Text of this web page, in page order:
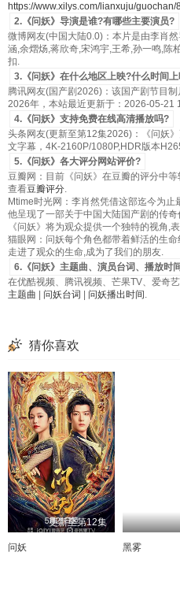
https://www.xilys.com/lianxuju/guochan/
2.《问妖》导演是谁?有哪些主要演员?
微博网友(中国大陆0.0)：本片是由李肖
涵,余熠炀,蒋欣奇,宋鸿宇,王希,孙一鸣,陈
扣.
3.《问妖》在什么地区上映?什么时间
腾讯网友(国产剧2026)：该国产剧节目
2026年，本站最近更新于：2026-05-21
4.《问妖》支持免费在线高清播放吗?
头条网友(更新至第12集2026)：《问妖
文字幕，4K-2160P/1080P,HDR版本
5.《问妖》各大评分网站评价?
豆瓣网：目前《问妖》在豆瓣的评分中
查看豆瓣评分.
Mtime时光网：李肖然凭借这部迄今为
他呈现了一部关于中国大陆国产剧的传
《问妖》将为观众提供一个独特的视角,
猫眼网：问妖每个角色都带着鲜活的生
走进了观众的生命,成为了我们的朋友.
6.《问妖》主题曲、演员台词、播放时
在优酷视频、腾讯视频、芒果TV、爱奇
主题曲
问妖台词 问妖播出时间 .
猜你喜欢
更新至第12集
问妖 黑雾